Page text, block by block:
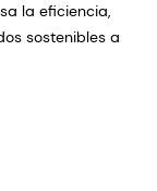
la eficiencia,
sostenibles a